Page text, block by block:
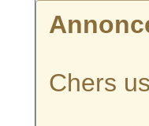
Chers